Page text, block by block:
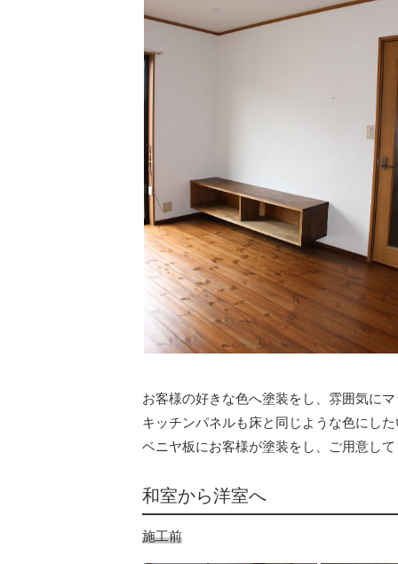
お客様の好きな色へ塗装をし、雰囲気に
キッチンパネルも床と同じような色にし
ベニヤ板にお客様が塗装をし、ご用意し
和室から洋室へ
施工前